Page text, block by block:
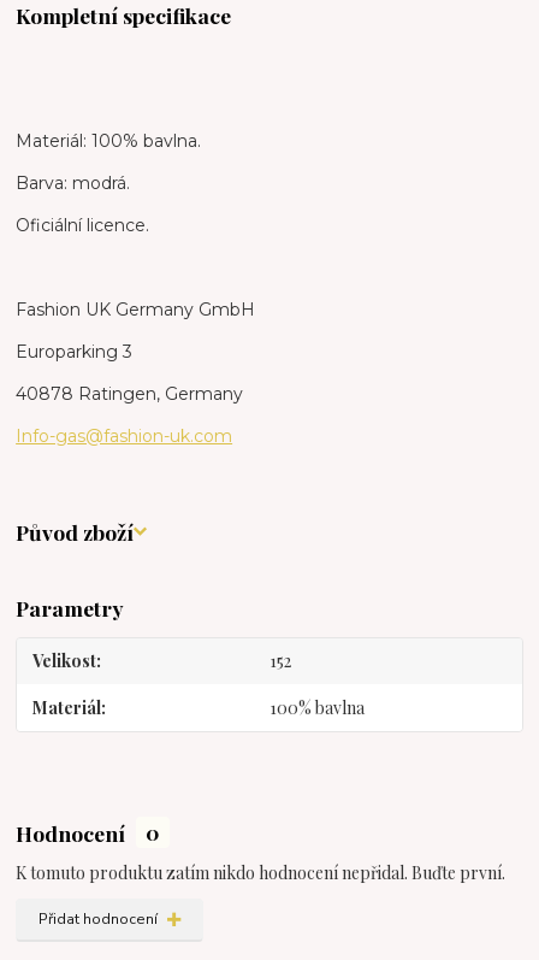
Kompletní specifikace
Materiál: 100% bavlna.
Barva: modrá.
Oficiální licence.
Fashion UK Germany GmbH
Europarking 3
40878 Ratingen, Germany
Info-gas@fashion-uk.com
Původ zboží
Parametry
Velikost 152
Materiál 100% bavlna
Hodnocení 0
K tomuto produktu zatím nikdo hodnocení nepřidal. Buďte první.
Přidat hodnocení